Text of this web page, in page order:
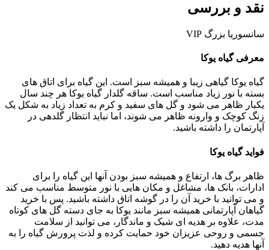
نقد و بررسی
سانسوریا بزرگ VIP
معرفی گیاه یوکا
گیاه یوکا گیاهی زیبا و همیشه سبز است. این گیاه برای اتاق های
بسته با نور زیاد مناسب است. ساقه گلدار گیاه یوکا هر چند سال
یکبار ظاهر می شود و گل های سفید و کرم به تعداد زیاد به شکل یک
زنگ کوچک و وارونه ظاهر می شوند، اما نباید انتظار گلدهی در
آپارتمان را داشته باشید.
فواید گیاه یوکا
ظاهر برگ ها، ارتفاع و همیشه سبز بودن آنها این گیاه را برای
ادارات، بانک ها، مشاغل و مکان هایی با نور متوسط ​​مناسب می کند
و می توانید با خرید آن را در گوشه اتاق داشته باشید. پس با خرید
گیاهان آپارتمانی همیشه سبز مانند یوکا به جای دسته گل های کوتاه
مدت، علاوه بر هدیه ای شیک و ماندگار، می توانید از سلامت
جسمی و روحی عزیزان خود حمایت کرده و لذت پرورش گیاه را به
آنها هدیه دهید.